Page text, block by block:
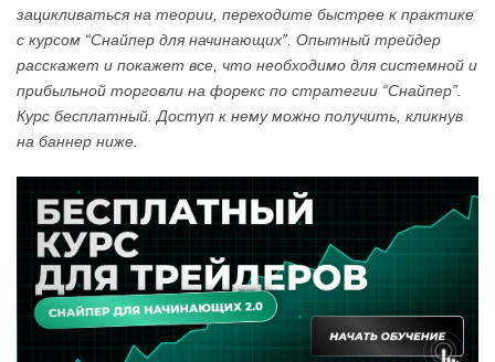
зацикливаться на теории, переходите быстрее к практике
с курсом “Снайпер для начинающих”. Опытный трейдер
расскажет и покажет все, что необходимо для системной и
прибыльной торговли на форекс по стратегии “Снайпер”.
Курс бесплатный. Доступ к нему можно получить, кликнув
на баннер ниже.